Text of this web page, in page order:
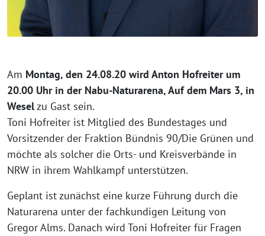
Am Montag, den 24.08.20 wird Anton Hofreiter um
20.00 Uhr in der Nabu-Naturarena, Auf dem Mars 3, in
Weselzu Gast sein.
Toni Hofreiter ist Mitglied des Bundestages und
Vorsitzender der Fraktion Bündnis 90/Die Grünen und
möchte als solcher die Orts- und Kreisverbände in
NRW in ihrem Wahlkampf unterstützen.
Geplant ist zunächst eine kurze Führung durch die
Naturarena unter der fachkundigen Leitung von
Gregor Alms. Danach wird Toni Hofreiter für Fragen